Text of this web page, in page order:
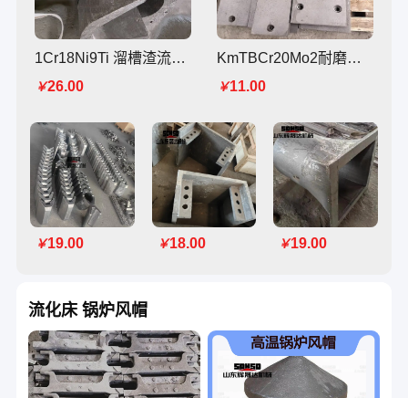
1Cr18Ni9Ti 溜槽渣流槽 溜渣槽 耐热钢铸件 耐高温侵蚀 辉晟达铸造厂
￥26.00
KmTBCr20Mo2耐磨铸钢衬板 KmTBCr15Mo铸板 叶片 铸造厂家
￥11.00
￥19.00 ￥18.00 ￥19.00
流化床 锅炉风帽